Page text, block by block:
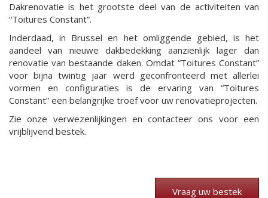
Dakrenovatie is het grootste deel van de activiteiten van
“Toitures Constant”.
Inderdaad, in Brussel en het omliggende gebied, is het
aandeel van nieuwe dakbedekking aanzienlijk lager dan
renovatie van bestaande daken. Omdat “Toitures Constant”
voor bijna twintig jaar werd geconfronteerd met allerlei
vormen en configuraties is de ervaring van “Toitures
Constant” een belangrijke troef voor uw renovatieprojecten.
Zie onze verwezenlijkingen en contacteer ons voor een
vrijblijvend bestek.
Vraag uw bestek